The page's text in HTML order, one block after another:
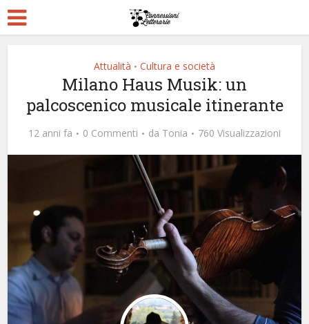
Attualità • Cultura e società
Milano Haus Musik: un
palcoscenico musicale itinerante
12 anni fa 0 Commenti da Tonia 760 Visualizzazioni